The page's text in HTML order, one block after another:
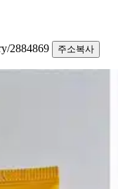
2884869
주소복사